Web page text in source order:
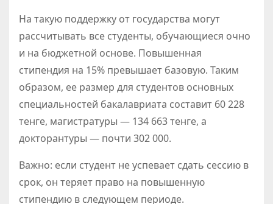
На такую поддержку от государства могут
рассчитывать все студенты, обучающиеся очно
и на бюджетной основе. Повышенная
стипендия на 15% превышает базовую. Таким
образом, ее размер для студентов основных
специальностей бакалавриата составит 60 228
тенге, магистратуры — 134 663 тенге, а
докторантуры — почти 302 000.
Важно: если студент не успевает сдать сессию в
срок, он теряет право на повышенную
стипендию в следующем периоде.